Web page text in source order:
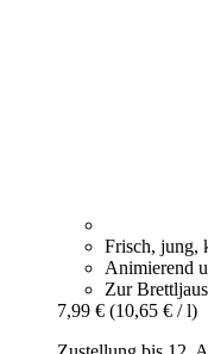
Frisch, jung,
Animierend
Zur
7,99 € (10,65 € / l)